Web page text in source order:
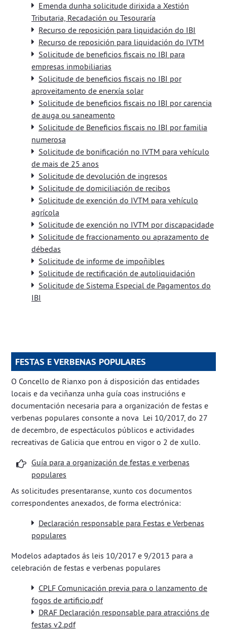
Emenda dunha solicitude dirixida a Xestión
Tributaria, Recadación ou Tesouraría
Recurso de reposición para liquidación do IBI
Recurso de reposición para liquidación do IVTM
Solicitude de beneficios fiscais no IBI para
empresas inmobiliarias
Solicitude de beneficios fiscais no IBI por
aproveitamento de enerxía solar
Solicitude de beneficios fiscais no IBI por carencia
de auga ou saneamento
Solicitude de Beneficios fiscais no IBI por familia
numerosa
Solicitude de bonificación no IVTM para vehículo
de mais de 25 anos
Solicitude de devolución de ingresos
Solicitude de domiciliación de recibos
Solicitude de exención do IVTM para vehículo
agrícola
Solicitude de exención no IVTM por discapacidade
Solicitude de fraccionamento ou aprazamento de
débedas
Solicitude de informe de impoñibles
Solicitude de rectificación de autoliquidación
Solicitude de Sistema Especial de Pagamentos do
IBI
FESTAS E VERBENAS POPULARES
O Concello de Rianxo pon á disposición das entidades
locais e da veciñanza unha guía coas instrucións e
documentación necesaria para a organización de festas e
verbenas populares consonte a nova Lei 10/2017, do 27
de decembro, de espectáculos públicos e actividades
recreativas de Galicia que entrou en vigor o 2 de xullo.
Guía para a organización de festas e verbenas
populares
As solicitudes presentaranse, xunto cos documentos
correspondentes anexados, de forma electrónica:
Declaración responsable para Festas e Verbenas
populares
Modelos adaptados ás leis 10/2017 e 9/2013 para a
celebración de festas e verbenas populares
CPLF Comunicación previa para o lanzamento de
fogos de artificio.pdf
DRAF Declaración responsable para atraccións de
festas v2.pdf